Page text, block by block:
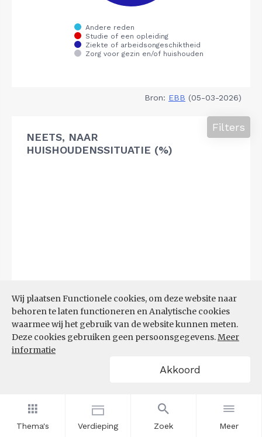
Thema's Verdieping Zoek Meer
Wij plaatsen Functionele cookies, om deze website naar
behoren te laten functioneren en Analytische cookies
waarmee wij het gebruik van de website kunnen meten.
Deze cookies gebruiken geen persoonsgegevens.Meer
informatie
Akkoord
Bron: EBB (05-03-2026)
NEETS, NAAR
HUISHOUDENSSITUATIE (%)
Filters
CBS microdata (EBB)(09-03-2026)
AANDEEL NEETS NAAR REGIO
(%)